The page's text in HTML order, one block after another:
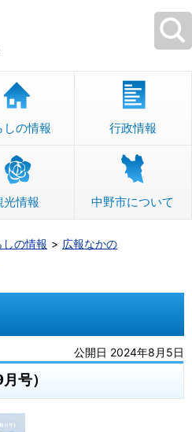
しの情報 行政情報
光情報 中野市について
しの情報
広報なかの
公開日 2024年8月5日
号）